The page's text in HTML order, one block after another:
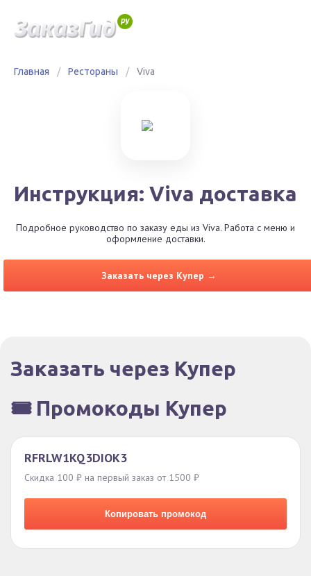
Главная / Рестораны / Viva
Инструкция: Viva доставка
Подробное руководство по заказу еды из Viva. Работа с меню и
оформление доставки.
Заказать через Купер →
Заказать через Купер
🎟️ Промокоды Купер
RFRLW1KQ3DIOK3
Скидка 100 ₽ на первый заказ от 1500 ₽
Копировать промокод